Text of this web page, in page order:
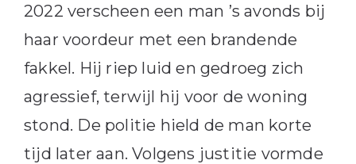
2022 verscheen een man ’s avonds bij
haar voordeur met een brandende
fakkel. Hij riep luid en gedroeg zich
agressief, terwijl hij voor de woning
stond. De politie hield de man korte
tijd later aan. Volgens justitie vormde